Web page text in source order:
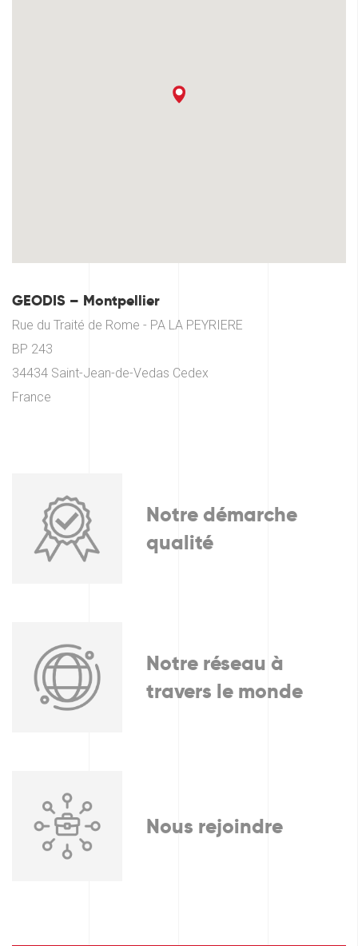
GEODIS – Montpellier
Rue du Traité de Rome - PA LA PEYRIERE
BP 243
34434 Saint-Jean-de-Vedas Cedex
France
Notre démarche
qualité
Notre réseau à
travers le monde
Nous rejoindre